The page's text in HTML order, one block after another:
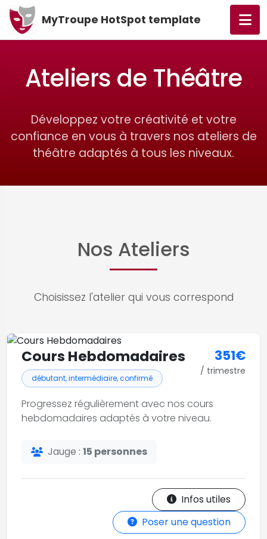
MyTroupe HotSpot template
Ateliers de Théâtre
Développez votre créativité et votre
confiance en vous à travers nos ateliers de
théâtre adaptés à tous les niveaux.
Nos Ateliers
Choisissez l'atelier qui vous correspond
Cours Hebdomadaires
débutant, intermédiaire, confirmé
351€
/ trimestre
Progressez régulièrement avec nos cours
hebdomadaires adaptés à votre niveau.
Jauge : 15 personnes
Infos utiles
Poser une question